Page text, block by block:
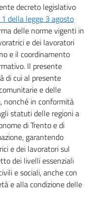
E DEI DISPOSITIVI DI
di lavoro
decreto legislativo
della legge 3 agosto
delle norme vigenti in
e dei lavoratori
e il coordinamento
Il presente
di cui al presente
e delle
nonché in conformità
statuti delle regioni a
di Trento e di
garantendo
e dei lavoratori sul
dei livelli essenziali
e sociali, anche con
e alla condizione delle